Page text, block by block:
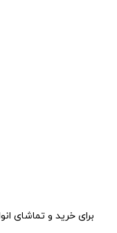
برای خرید و تماشای